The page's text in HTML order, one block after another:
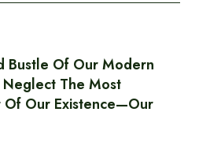
Bustle Of Our Modern
Neglect The Most
Our Existence—Our